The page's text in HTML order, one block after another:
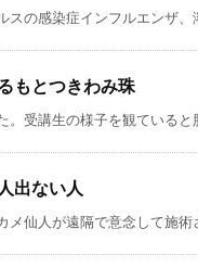
スの感染症インフルエンザ
もとつきわみ珠
。受講生の様子を観ている
出ない人
メ仙人が遠隔で意念して施